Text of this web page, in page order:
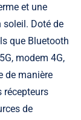
et une
Doté de
que Bluetooth
modem 4G,
de manière
récepteurs
de